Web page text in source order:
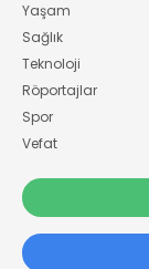
Yaşam
Sağlık
Teknoloji
Röportajlar
Spor
Vefat